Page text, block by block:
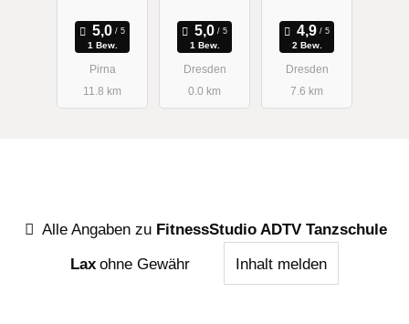
1 Bew.
Pirna
11.8 km
der
Weltmeister
1 Bew.
Dresden
0.0 km
2 Bew.
Dresden
7.6 km
Alle Angaben zu FitnessStudio ADTV Tanzschule
Lax ohne Gewähr Inhalt melden